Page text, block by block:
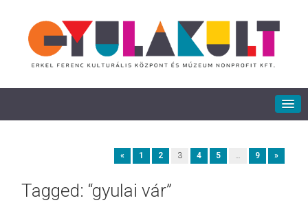
« 1 2 3 4 5 … 9 »
Tagged: “gyulai vár”